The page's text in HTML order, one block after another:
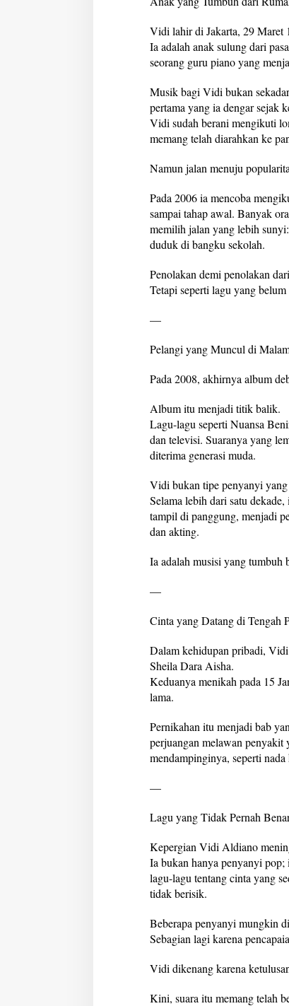
Vidi lahir di Jakarta, 29 Maret
Ia adalah anak sulung dari
seorang guru piano yang
Musik bagi Vidi bukan
pertama yang ia dengar sejak
Vidi sudah berani mengikuti
memang telah diarahkan ke
Namun jalan menuju
Pada 2006 ia mencoba
sampai tahap awal. Banyak
memilih jalan yang lebih
duduk di bangku sekolah.
Penolakan demi penolakan
Tetapi seperti lagu yang
—
Pelangi yang Muncul di
Pada 2008, akhirnya album
Album itu menjadi titik balik.
Lagu-lagu seperti Nuansa
dan televisi. Suaranya yang
diterima generasi muda.
Vidi bukan tipe penyanyi
Selama lebih dari satu
tampil di panggung, menjadi
dan akting.
Ia adalah musisi yang tumbuh
—
Cinta yang Datang di Tengah
Dalam kehidupan pribadi, Vidi
Sheila Dara Aisha.
Keduanya menikah pada 15
lama.
Pernikahan itu menjadi bab
perjuangan melawan
mendampinginya, seperti
—
Lagu yang Tidak Pernah
Kepergian Vidi Aldiano
Ia bukan hanya penyanyi pop;
lagu-lagu tentang cinta yang
tidak berisik.
Beberapa penyanyi mungkin
Sebagian lagi karena
Vidi dikenang karena
Kini, suara itu memang telah